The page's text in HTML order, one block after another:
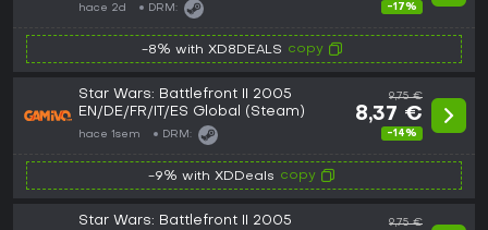
hace 2d DRM: -17%
-8% with XD8DEALS copy
Star Wars: Battlefront II 2005
EN/DE/FR/IT/ES Global (Steam)
hace 1sem DRM:
9,75 €
8,37 €
-14%
-9% with XDDeals copy
Star Wars: Battlefront II 2005
9,75 €